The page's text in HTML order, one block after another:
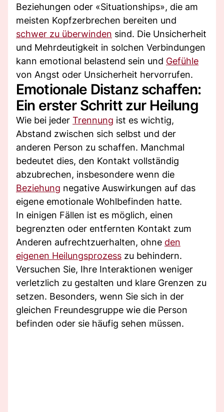
Beziehungen oder «Situationships», die am
meisten Kopfzerbrechen bereiten und
schwer zu überwinden sind. Die Unsicherheit
und Mehrdeutigkeit in solchen Verbindungen
kann emotional belastend sein und Gefühle
von Angst oder Unsicherheit hervorrufen.
Emotionale Distanz schaffen:
Ein erster Schritt zur Heilung
Wie bei jeder Trennung ist es wichtig,
Abstand zwischen sich selbst und der
anderen Person zu schaffen. Manchmal
bedeutet dies, den Kontakt vollständig
abzubrechen, insbesondere wenn die
Beziehung negative Auswirkungen auf das
eigene emotionale Wohlbefinden hatte.
In einigen Fällen ist es möglich, einen
begrenzten oder entfernten Kontakt zum
Anderen aufrechtzuerhalten, ohne den
eigenen Heilungsprozess zu behindern.
Versuchen Sie, Ihre Interaktionen weniger
verletzlich zu gestalten und klare Grenzen zu
setzen. Besonders, wenn Sie sich in der
gleichen Freundesgruppe wie die Person
befinden oder sie häufig sehen müssen.